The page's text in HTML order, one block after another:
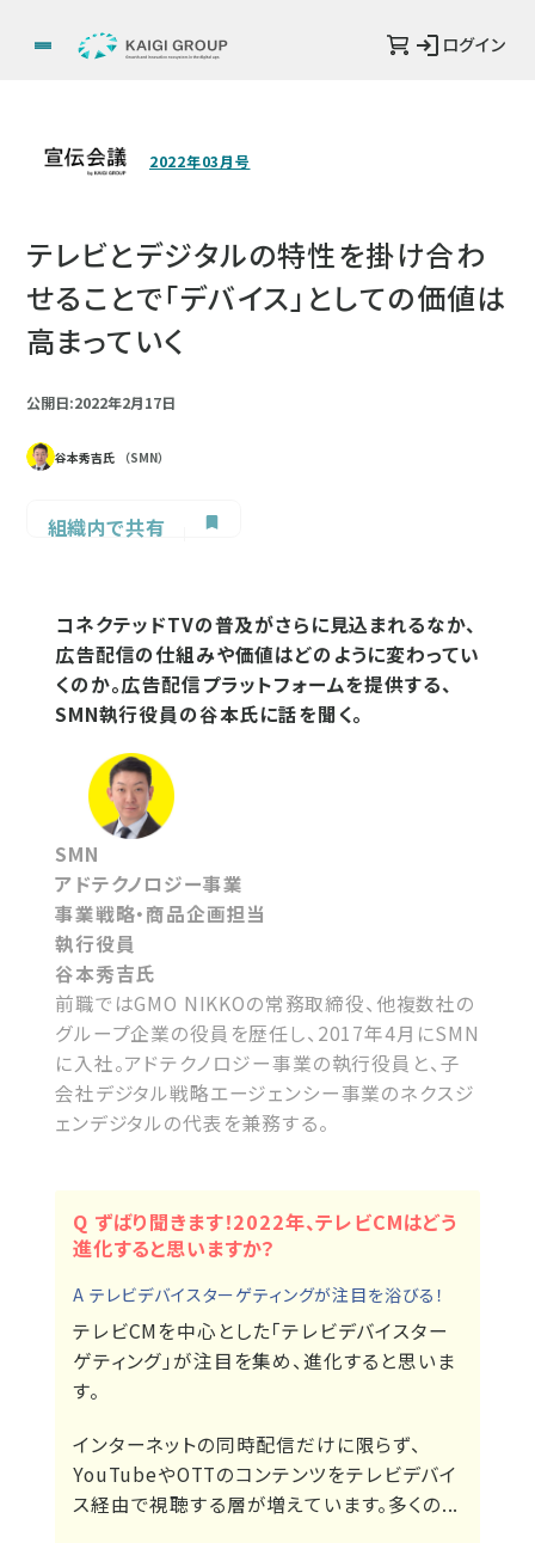
ログイン
2022年03月号
テレビとデジタルの特性を掛け合わ
せることで「デバイス」としての価値は
高まっていく
公開日:2022年2月17日
谷本秀吉氏 （SMN）
組織内で共有
コネクテッドTVの普及がさらに見込まれるなか、
広告配信の仕組みや価値はどのように変わってい
くのか。広告配信プラットフォームを提供する、
SMN執行役員の谷本氏に話を聞く。
SMN
アドテクノロジー事業
事業戦略・商品企画担当
執行役員
谷本秀吉氏
前職ではGMO NIKKOの常務取締役、他複数社の
グループ企業の役員を歴任し、2017年4月にSMN
に入社。アドテクノロジー事業の執行役員と、子
会社デジタル戦略エージェンシー事業のネクスジ
ェンデジタルの代表を兼務する。
Q ずばり聞きます！2022年、テレビCMはどう
進化すると思いますか？
A テレビデバイスターゲティングが注目を浴びる！
テレビCMを中心とした「テレビデバイスター
ゲティング」が注目を集め、進化すると思いま
す。
インターネットの同時配信だけに限らず、
YouTubeやOTTのコンテンツをテレビデバイ
ス経由で視聴する層が増えています。多くの...